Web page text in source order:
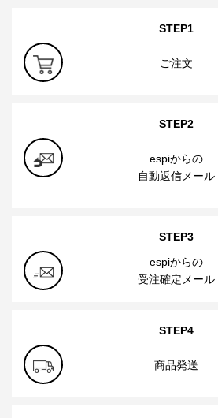
STEP1
ご注文
STEP2
espiからの
自動返信メール
STEP3
espiからの
受注確定メール
STEP4
商品発送